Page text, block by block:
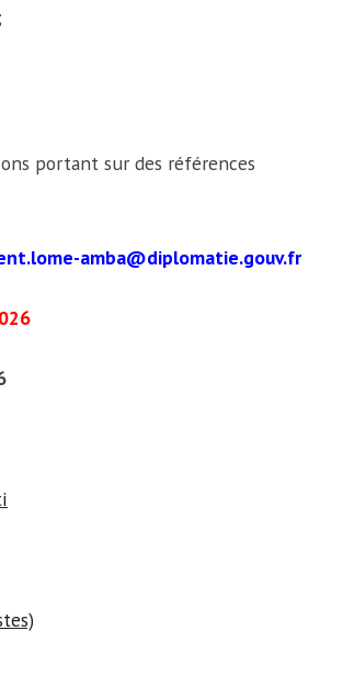
portant sur des références
amba@diplomatie.gouv.fr